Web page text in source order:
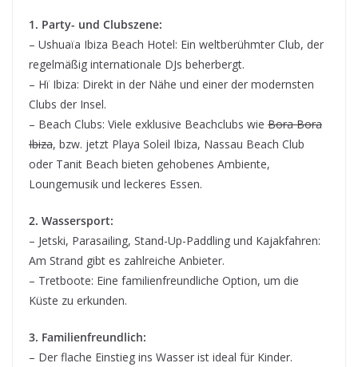
1. Party- und Clubszene:
– Ushuaïa Ibiza Beach Hotel: Ein weltberühmter Club, der
regelmäßig internationale DJs beherbergt.
– Hï Ibiza: Direkt in der Nähe und einer der modernsten
Clubs der Insel.
– Beach Clubs: Viele exklusive Beachclubs wie Bora Bora
Ibiza, bzw. jetzt Playa Soleil Ibiza, Nassau Beach Club
oder Tanit Beach bieten gehobenes Ambiente,
Loungemusik und leckeres Essen.
2. Wassersport:
– Jetski, Parasailing, Stand-Up-Paddling und Kajakfahren:
Am Strand gibt es zahlreiche Anbieter.
– Tretboote: Eine familienfreundliche Option, um die
Küste zu erkunden.
3. Familienfreundlich:
– Der flache Einstieg ins Wasser ist ideal für Kinder.